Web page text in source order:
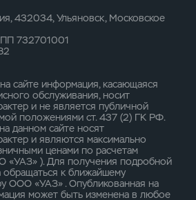
432034, Ульяновск, Московское
732701001
сайте информация, касающаяся
обслуживания, носит
и не является публичной
положениями ст. 437 (2) ГК РФ.
данном сайте носят
и являются максимально
ценами по расчетам
«УАЗ» ). Для получения подробной
к ближайшему
ООО «УАЗ» . Опубликованная на
может быть изменена в любое